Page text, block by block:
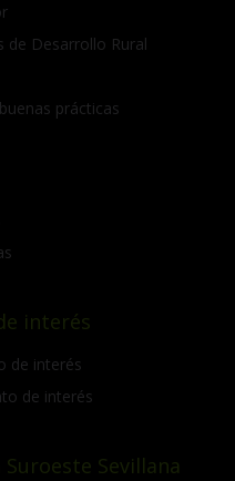
de Desarrollo Rural
prácticas
interés
de interés
de interés
Sevillana